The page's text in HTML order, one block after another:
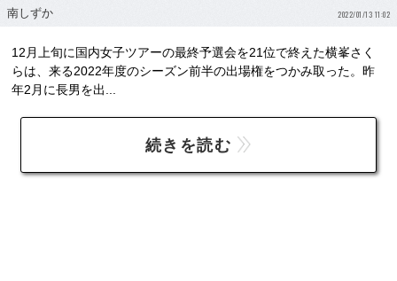
南しずか 2022/01/13 11:02
12月上旬に国内女子ツアーの最終予選会を21位で終えた横峯さく
らは、来る2022年度のシーズン前半の出場権をつかみ取った。昨
年2月に長男を出...
続きを読む